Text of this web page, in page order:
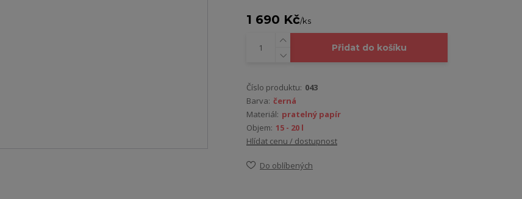
1 690 Kč/ks
Přidat do košíku
Číslo produktu: 043
Barva: černá
Materiál: pratelný papír
Objem: 15 - 20 l
Hlídat cenu / dostupnost
Do oblíbených